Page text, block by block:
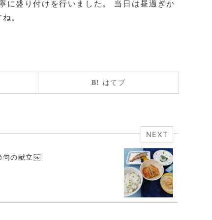
に盛り付けを行いました。 当日は昼過ぎか
。
はてブ
NEXT
句の献立￼